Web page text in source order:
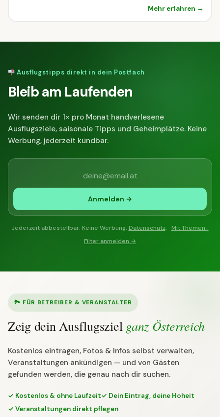
Mehr erfahren →
Ausflugstipps direkt in dein Postfach
Bleib am Laufenden
Wir senden dir 1× pro Monat handverlesene
Ausflugsziele, saisonale Tipps und Geheimplätze. Keine
Werbung, jederzeit kündbar.
Anmelden →
Jederzeit abbestellbar. Keine Werbung. Datenschutz. · Mit Themen-
Filter anmelden →
🏞 FÜR BETREIBER & VERANSTALTER
Zeig dein Ausflugsziel ganz Österreich
Kostenlos eintragen, Fotos & Infos selbst verwalten,
Veranstaltungen ankündigen — und von Gästen
gefunden werden, die genau nach dir suchen.
✓ Kostenlos & ohne Laufzeit✓ Dein Eintrag, deine Hoheit
✓ Veranstaltungen direkt pflegen